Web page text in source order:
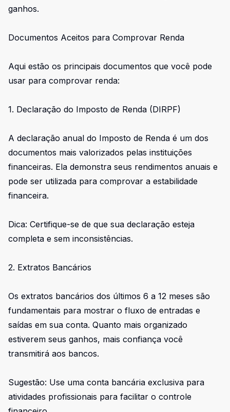
ganhos.
Documentos Aceitos para Comprovar Renda
Aqui estão os principais documentos que você pode
usar para comprovar renda:
1. Declaração do Imposto de Renda (DIRPF)
A declaração anual do Imposto de Renda é um dos
documentos mais valorizados pelas instituições
financeiras. Ela demonstra seus rendimentos anuais e
pode ser utilizada para comprovar a estabilidade
financeira.
Dica: Certifique-se de que sua declaração esteja
completa e sem inconsistências.
2. Extratos Bancários
Os extratos bancários dos últimos 6 a 12 meses são
fundamentais para mostrar o fluxo de entradas e
saídas em sua conta. Quanto mais organizado
estiverem seus ganhos, mais confiança você
transmitirá aos bancos.
Sugestão: Use uma conta bancária exclusiva para
atividades profissionais para facilitar o controle